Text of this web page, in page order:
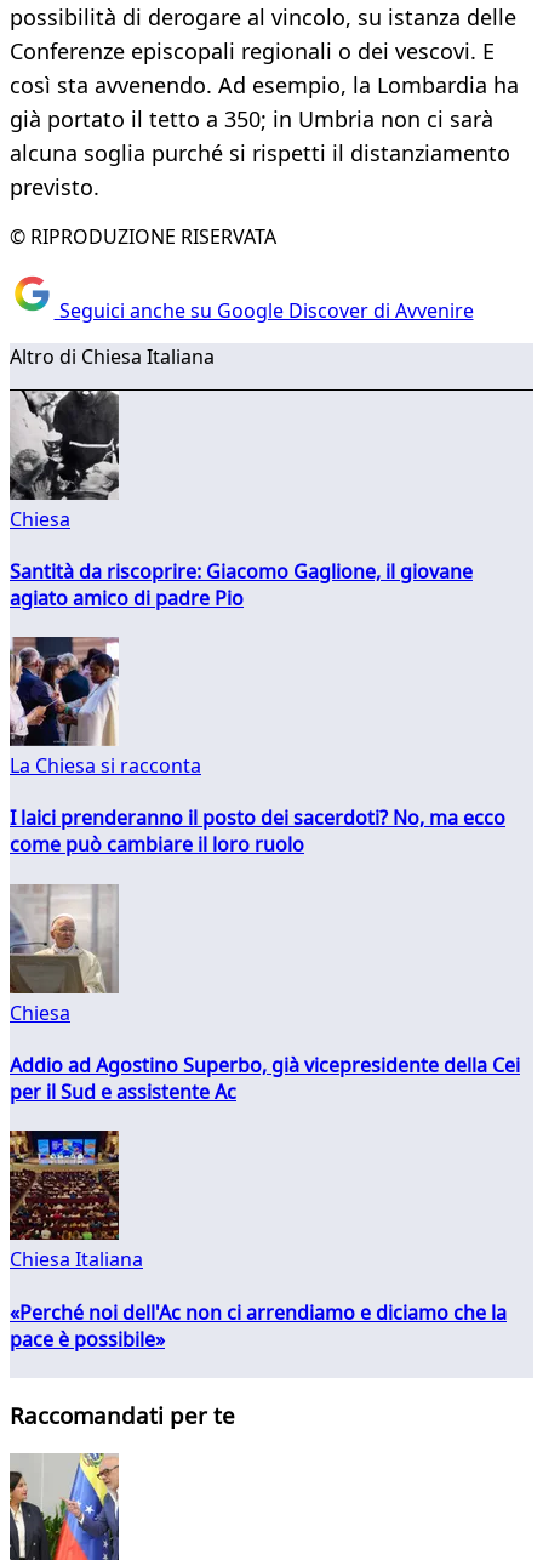
possibilità di derogare al vincolo, su istanza delle
Conferenze episcopali regionali o dei vescovi. E
così sta avvenendo. Ad esempio, la Lombardia ha
già portato il tetto a 350; in Umbria non ci sarà
alcuna soglia purché si rispetti il distanziamento
previsto.
© RIPRODUZIONE RISERVATA
Seguici anche su Google Discover di Avvenire
Altro di Chiesa Italiana
Chiesa
Santità da riscoprire: Giacomo Gaglione, il giovane
agiato amico di padre Pio
La Chiesa si racconta
I laici prenderanno il posto dei sacerdoti? No, ma ecco
come può cambiare il loro ruolo
Chiesa
Addio ad Agostino Superbo, già vicepresidente della Cei
per il Sud e assistente Ac
Chiesa Italiana
«Perché noi dell'Ac non ci arrendiamo e diciamo che la
pace è possibile»
Raccomandati per te